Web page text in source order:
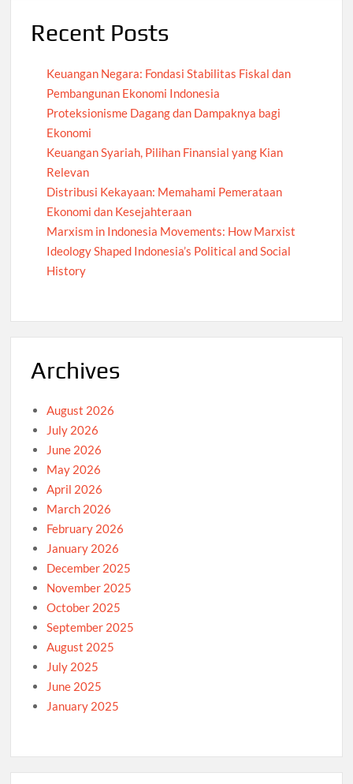
Recent Posts
Keuangan Negara: Fondasi Stabilitas Fiskal dan
Pembangunan Ekonomi Indonesia
Proteksionisme Dagang dan Dampaknya bagi
Ekonomi
Keuangan Syariah, Pilihan Finansial yang Kian
Relevan
Distribusi Kekayaan: Memahami Pemerataan
Ekonomi dan Kesejahteraan
Marxism in Indonesia Movements: How Marxist
Ideology Shaped Indonesia’s Political and Social
History
Archives
August 2026
July 2026
June 2026
May 2026
April 2026
March 2026
February 2026
January 2026
December 2025
November 2025
October 2025
September 2025
August 2025
July 2025
June 2025
January 2025